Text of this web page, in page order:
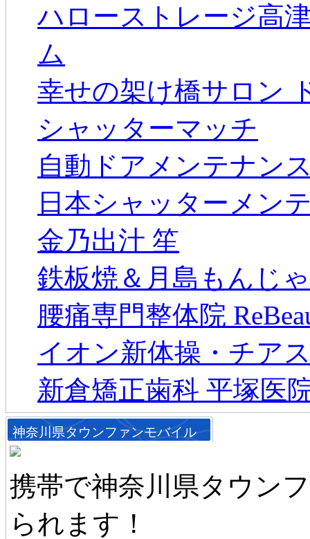
ハローストレージ高
ム
幸せの架け橋サロン
シャッターマッチ
自動ドアメンテナン
日本シャッターメン
金乃出汁 笙
鉄板焼＆月島もんじ
腰痛専門整体院
イオン新体操・チア
新倉矯正歯科 平塚医
神奈川県タウンファンモバイル
携帯で神奈川県タウン
られます！